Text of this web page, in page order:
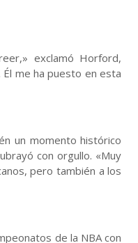
exclamó Horford,
me ha puesto en esta
un momento histórico
con orgullo. «Muy
pero también a los
de la NBA con